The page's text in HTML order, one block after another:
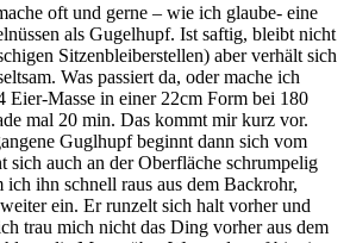
oft und gerne – wie ich glaube- eine
als Gugelhupf. Ist saftig, bleibt nicht
Sitzenbleiberstellen) aber verhält sich
Was passiert da, oder mache ich
Eier-Masse in einer 22cm Form bei 180
mal 20 min. Das kommt mir kurz vor.
Guglhupf beginnt dann sich vom
sich auch an der Oberfläche schrumpelig
ich ihn schnell raus aus dem Backrohr,
ein. Er runzelt sich halt vorher und
trau mich nicht das Ding vorher aus dem